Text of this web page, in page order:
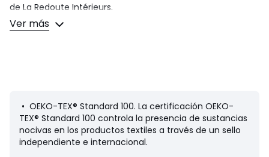
de La Redoute Intérieurs.
Descripción
Cuidados
• Lavable a 30 ºC
Dimensiones
Ver más
• OEKO-TEX® Standard 100. La certificación OEKO-
TEX® Standard 100 controla la presencia de sustancias
nocivas en los productos textiles a través de un sello
independiente e internacional.